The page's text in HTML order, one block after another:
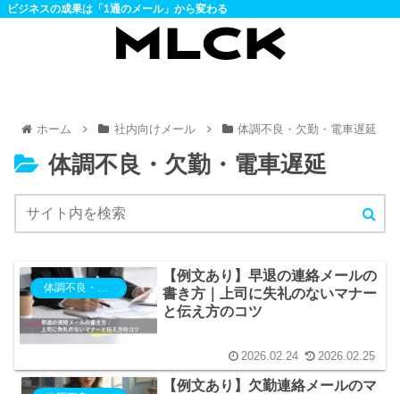
ビジネスの成果は「1通のメール」から変わる
ホーム 社内向けメール 体調不良・欠勤・電車遅延
体調不良・欠勤・電車遅延
体調不良・欠勤・電車遅延
【例文あり】早退の連絡メールの
書き方｜上司に失礼のないマナー
と伝え方のコツ
2026.02.24 2026.02.25
【例文あり】欠勤連絡メールのマ